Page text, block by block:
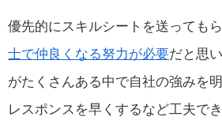
優先的にスキルシートを送っても
士で仲良くなる努力が必要だと思
がたくさんある中で自社の強みを
レスポンスを早くするなど工夫で